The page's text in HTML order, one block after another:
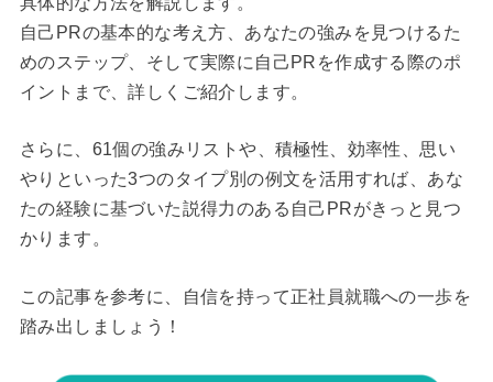
自己PRの基本的な考え方、あなたの強みを見つけるた
めのステップ、そして実際に自己PRを作成する際のポ
イントまで、詳しくご紹介します。
さらに、61個の強みリストや、積極性、効率性、思い
やりといった3つのタイプ別の例文を活用すれば、あな
たの経験に基づいた説得力のある自己PRがきっと見つ
かります。
この記事を参考に、自信を持って正社員就職への一歩を
踏み出しましょう！